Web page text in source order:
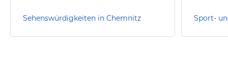
Sehenswürdigkeiten in Chemnitz